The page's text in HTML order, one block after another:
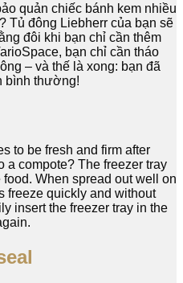
quản chiếc bánh kem nhiều
Tủ đông Liebherr của bạn sẽ
đôi khi bạn chỉ cần thêm
bạn chỉ cần tháo
– và thế là xong: bạn đã
bình thường!
to be fresh and firm after
a compote? The freezer tray
When spread out well on
freeze quickly and without
insert the freezer tray in the